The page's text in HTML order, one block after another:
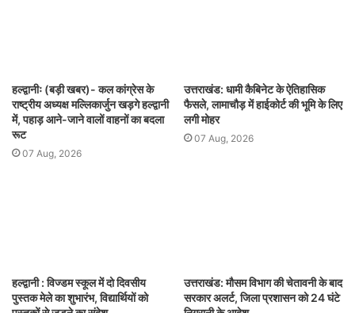
हल्द्वानीः (बड़ी खबर)- कल कांग्रेस के
राष्ट्रीय अध्यक्ष मल्लिकार्जुन खड़गे हल्द्वानी
में, पहाड़ आने-जाने वालों वाहनों का बदला
रूट
07 Aug, 2026
उत्तराखंड: धामी कैबिनेट के ऐतिहासिक
फैसले, लामाचौड़ में हाईकोर्ट की भूमि के लिए
लगी मोहर
07 Aug, 2026
हल्द्वानी : विज्डम स्कूल में दो दिवसीय
पुस्तक मेले का शुभारंभ, विद्यार्थियों को
उत्तराखंड: मौसम विभाग की चेतावनी के बाद
सरकार अलर्ट, जिला प्रशासन को 24 घंटे